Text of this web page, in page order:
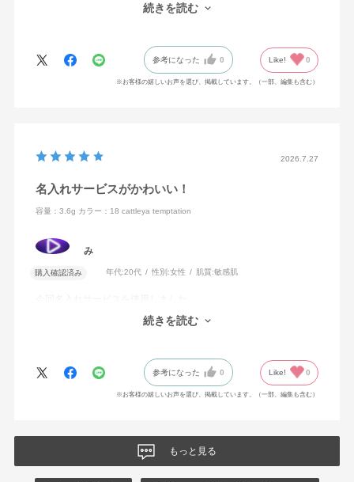
続きを読む
参考になった 0 Like! 0
※お客様の嬉しいお声を選び、掲載しています。（一部、編集も含む）
2026.7.27
名入れサービスがかわいい！
容量：3.6g カラー：18 cattleya temptation
み
購入確認済み 年代:20代 性別:女性 肌質:敏感肌
かわいいデザインにかわいい文字まで刻印してもらえたので、使
続きを読む
参考になった 0 Like! 0
※お客様の嬉しいお声を選び、掲載しています。（一部、編集も含む）
もっと見る